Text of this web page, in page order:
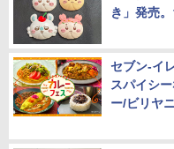
き」発売
セブン-イ
スパイシ
ー/ビリヤ